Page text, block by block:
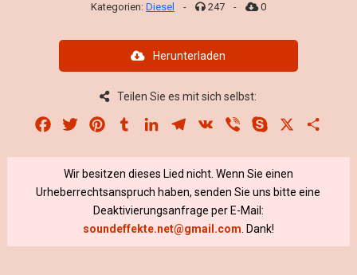
Kategorien: Diesel - 247 - 0
Herunterladen
Teilen Sie es mit sich selbst:
Facebook
Twitter PinterestTumblrLinkedInTelegram
VK Viber Skype
Wir besitzen dieses Lied nicht. Wenn Sie einen
Urheberrechtsanspruch haben, senden Sie uns bitte eine
Deaktivierungsanfrage per E-Mail:
soundeffekte.net@gmail.com . Dank!